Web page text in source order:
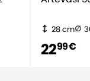
28 cm
2299 €